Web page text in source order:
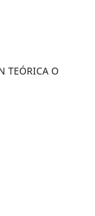
TEÓRICA O